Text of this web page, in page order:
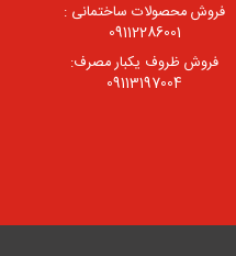
فروش محصولات ساختمانی :
09112286001
فروش ظروف یکبار مصرف:
09113197004